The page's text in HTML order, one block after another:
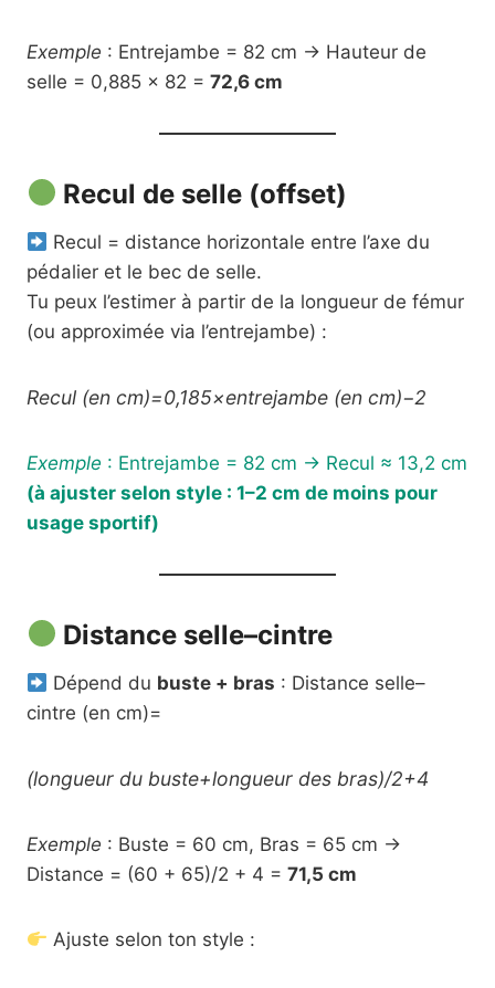
Exemple : Entrejambe = 82 cm → Hauteur de
selle = 0,885 × 82 = 72,6 cm
Recul de selle (offset)
Recul = distance horizontale entre l’axe du
pédalier et le bec de selle.
Tu peux l’estimer à partir de la longueur de fémur
(ou approximée via l’entrejambe) :
Recul (en cm)=0,185×entrejambe (en cm)−2
Exemple : Entrejambe = 82 cm → Recul ≈ 13,2 cm
(à ajuster selon style : 1–2 cm de moins pour
usage sportif)
Distance selle–cintre
Dépend du buste + bras : Distance selle–
cintre (en cm)=
(longueur du buste+longueur des bras)/2+4
Exemple : Buste = 60 cm, Bras = 65 cm →
Distance = (60 + 65)/2 + 4 = 71,5 cm
Ajuste selon ton style :